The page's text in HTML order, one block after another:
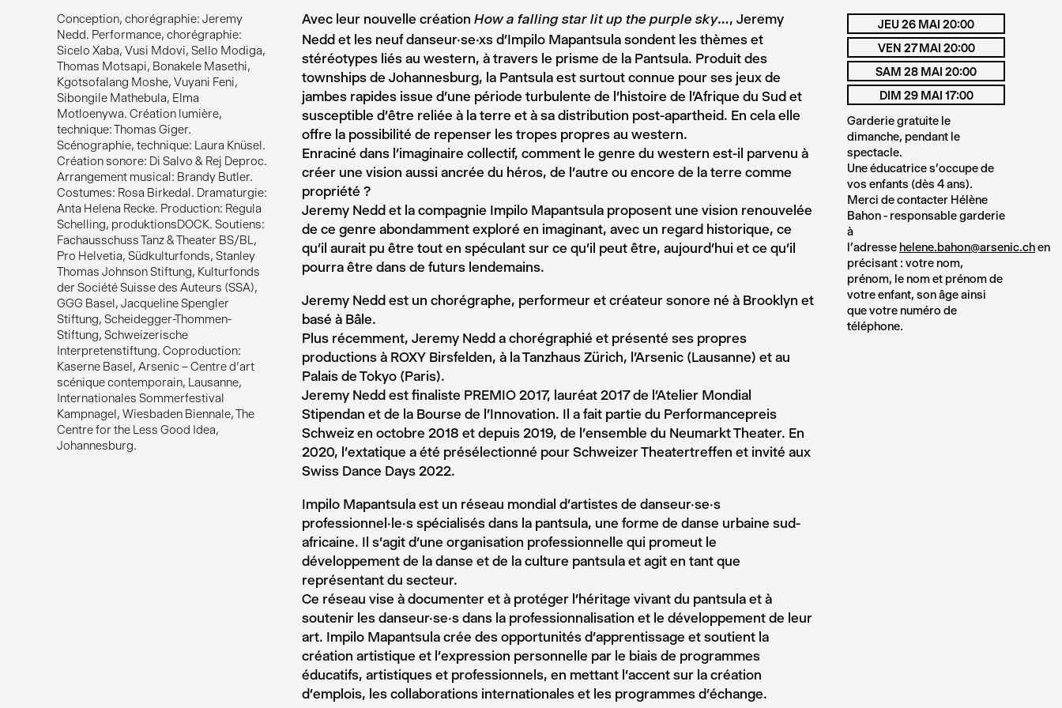
Conception, chorégraphie: Jeremy
Nedd. Performance, chorégraphie:
Sicelo Xaba, Vusi Mdovi, Sello Modiga,
Thomas Motsapi, Bonakele Masethi,
Kgotsofalang Moshe, Vuyani Feni,
Sibongile Mathebula, Elma
Motloenywa. Création lumière,
technique: Thomas Giger.
Scénographie, technique: Laura Knüsel.
Création sonore: Di Salvo & Rej Deproc.
Arrangement musical: Brandy Butler.
Costumes: Rosa Birkedal. Dramaturgie:
Anta Helena Recke. Production: Regula
Schelling, produktionsDOCK. Soutiens:
Fachausschuss Tanz & Theater BS/BL,
Pro Helvetia, Südkulturfonds, Stanley
Thomas Johnson Stiftung, Kulturfonds
der Société Suisse des Auteurs (SSA),
GGG Basel, Jacqueline Spengler
Stiftung, Scheidegger-Thommen-
Stiftung, Schweizerische
Interpretenstiftung. Coproduction:
Kaserne Basel, Arsenic – Centre d'art
scénique contemporain, Lausanne,
Internationales Sommerfestival
Kampnagel, Wiesbaden Biennale, The
Centre for the Less Good Idea,
Johannesburg.
Avec leur nouvelle création How a falling star lit up the purple sky…, Jeremy
Nedd et les neuf danseur·se·xs d’Impilo Mapantsula sondent les thèmes et
stéréotypes liés au western, à travers le prisme de la Pantsula. Produit des
townships de Johannesburg, la Pantsula est surtout connue pour ses jeux de
jambes rapides issue d’une période turbulente de l’histoire de l’Afrique du Sud et
susceptible d’être reliée à la terre et à sa distribution post-apartheid. En cela elle
offre la possibilité de repenser les tropes propres au western.
Enraciné dans l’imaginaire collectif, comment le genre du western est-il parvenu à
créer une vision aussi ancrée du héros, de l’autre ou encore de la terre comme
propriété ?
Jeremy Nedd et la compagnie Impilo Mapantsula proposent une vision renouvelée
de ce genre abondamment exploré en imaginant, avec un regard historique, ce
qu’il aurait pu être tout en spéculant sur ce qu’il peut être, aujourd’hui et ce qu’il
pourra être dans de futurs lendemains.
Jeremy Nedd est un chorégraphe, performeur et créateur sonore né à Brooklyn et
basé à Bâle.
Plus récemment, Jeremy Nedd a chorégraphié et présenté ses propres
productions à ROXY Birsfelden, à la Tanzhaus Zürich, l’Arsenic (Lausanne) et au
Palais de Tokyo (Paris).
Jeremy Nedd est finaliste PREMIO 2017, lauréat 2017 de l’Atelier Mondial
Stipendan et de la Bourse de l’Innovation. Il a fait partie du Performancepreis
Schweiz en octobre 2018 et depuis 2019, de l’ensemble du Neumarkt Theater. En
2020, l’extatique a été présélectionné pour Schweizer Theatertreffen et invité aux
Swiss Dance Days 2022.
Impilo Mapantsula est un réseau mondial d’artistes de danseur·se·s
professionnel·le·s spécialisés dans la pantsula, une forme de danse urbaine sud-
africaine. Il s’agit d’une organisation professionnelle qui promeut le
développement de la danse et de la culture pantsula et agit en tant que
représentant du secteur.
Ce réseau vise à documenter et à protéger l’héritage vivant du pantsula et à
soutenir les danseur·se·s dans la professionnalisation et le développement de leur
art. Impilo Mapantsula crée des opportunités d’apprentissage et soutient la
création artistique et l’expression personnelle par le biais de programmes
éducatifs, artistiques et professionnels, en mettant l’accent sur la création
d’emplois, les collaborations internationales et les programmes d’échange.
JEU 26 MAI 20:00
VEN 27 MAI 20:00
SAM 28 MAI 20:00
DIM 29 MAI 17:00
Garderie gratuite le
dimanche, pendant le
spectacle.
Une éducatrice s’occupe de
vos enfants (dès 4 ans).
Merci de contacter Hélène
Bahon - responsable garderie
à
l’adresse helene.bahon@arsenic.chen
précisant : votre nom,
prénom, le nom et prénom de
votre enfant, son âge ainsi
que votre numéro de
téléphone.